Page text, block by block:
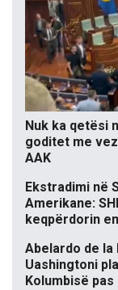
Nuk ka qetësi
goditet me
AAK
Ekstradimi në
Amerikane:
keqpërdorin
Abelardo de la
Uashingtoni
Kolumbisë